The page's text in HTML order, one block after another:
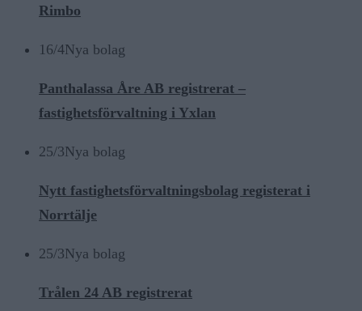
Rimbo
16/4Nya bolag
Panthalassa Åre AB registrerat –
fastighetsförvaltning i Yxlan
25/3Nya bolag
Nytt fastighetsförvaltningsbolag registerat i
Norrtälje
25/3Nya bolag
Trålen 24 AB registrerat